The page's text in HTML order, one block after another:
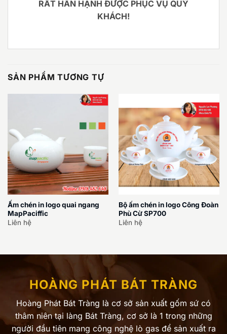
RẤT HÂN HẠNH ĐƯỢC PHỤC VỤ QUÝ
KHÁCH!
SẢN PHẨM TƯƠNG TỰ
Ấm chén in logo quai ngang
MapPaciffic
Liên hệ
Bộ ấm chén in logo Công Đoàn
Phù Cừ SP700
Liên hệ
HOÀNG PHÁT BÁT TRÀNG
Hoàng Phát Bát Tràng là cơ sở sản xuất gốm sứ có
thâm niên tại làng Bát Tràng, cơ sở là 1 trong những
người đầu tiên mang công nghệ lò gas để sản xuất ra